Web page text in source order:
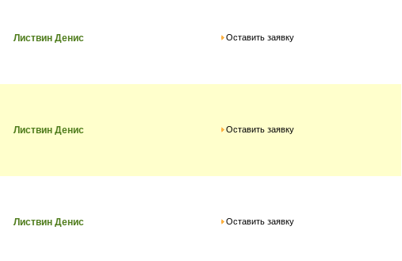
Листвин Денис Оставить заявку
Листвин Денис Оставить заявку
Листвин Денис Оставить заявку